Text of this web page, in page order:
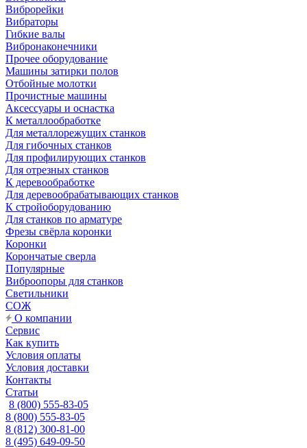
Виброрейки
Вибраторы
Гибкие валы
Вибронаконечники
Прочее оборудование
Машины затирки полов
Отбойные молотки
Прочистные машины
Аксeccyapы и оснастка
К металлообработке
Для металлорежущих станков
Для гибочных станков
Для профилирующих станков
Для отрезных станков
К деревообработке
Для деревообрабатывающих станков
К стройоборудованию
Для станков по арматуре
Фрезы свёрла коронки
Коронки
Корончатые сверла
Популярные
Виброопоры для станков
Светильники
СОЖ
О компании
Сервис
Как купить
Условия оплаты
Условия доставки
Контакты
Статьи
8 (800) 555-83-05
8 (800) 555-83-05
8 (812) 300-81-00
8 (495) 649-09-50